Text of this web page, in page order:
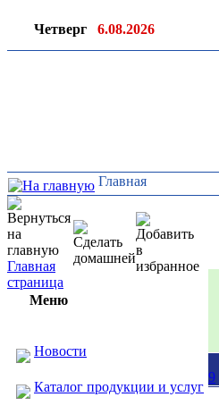
Четверг 6.08.2026
Главная
Главная
страница
Меню
Новости
Каталог продукции и услуг
9